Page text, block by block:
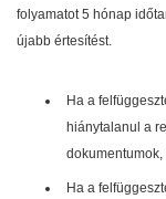
folyamatot 5 hónap
újabb értesítést.
Ha a
hiánytalanul a
Ha a